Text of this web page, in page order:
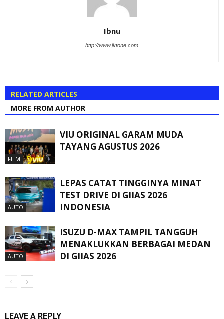
Ibnu
http://www.jktone.com
RELATED ARTICLES
MORE FROM AUTHOR
FILM
VIU ORIGINAL GARAM MUDA
TAYANG AGUSTUS 2026
AUTO
LEPAS CATAT TINGGINYA MINAT
TEST DRIVE DI GIIAS 2026
INDONESIA
AUTO
ISUZU D-MAX TAMPIL TANGGUH
MENAKLUKKAN BERBAGAI MEDAN
DI GIIAS 2026
LEAVE A REPLY